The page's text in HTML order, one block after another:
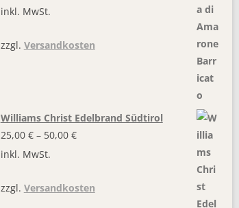
inkl. MwSt.
zzgl. Versandkosten
Williams Christ Edelbrand Südtirol
25,00 €– 50,00 €
inkl. MwSt.
zzgl. Versandkosten